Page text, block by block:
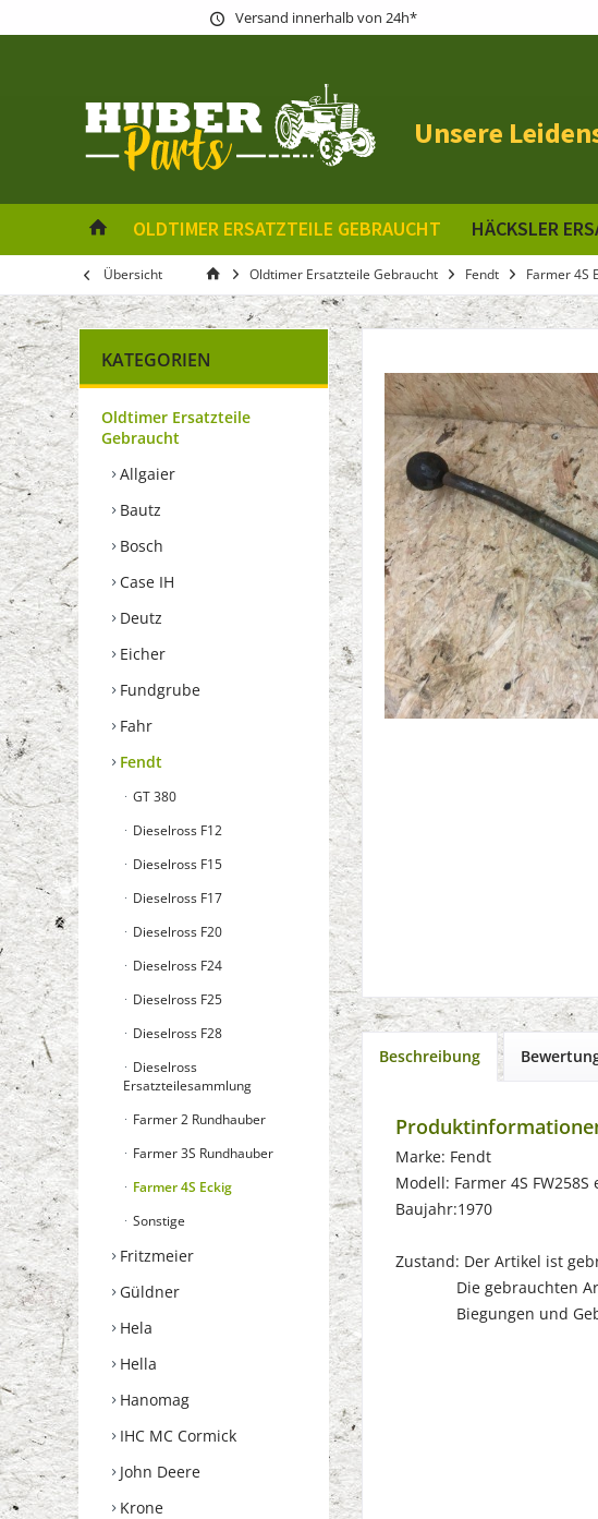
Versand innerhalb von 24h*
Unsere
OLDTIMER ERSATZTEILE GEBRAUCHT HÄCKSLER
Übersicht Oldtimer Ersatzteile Gebraucht Fendt Farmer 4S
KATEGORIEN
Oldtimer Ersatzteile
Gebraucht
Allgaier
Bautz
Bosch
Case IH
Deutz
Eicher
Fundgrube
Fahr
Fendt
GT 380
Dieselross F12
Dieselross F15
Dieselross F17
Dieselross F20
Dieselross F24
Dieselross F25
Dieselross F28
Dieselross
Ersatzteilesammlung
Farmer 2 Rundhauber
Farmer 3S Rundhauber
Farmer 4S Eckig
Sonstige
Fritzmeier
Güldner
Hela
Hella
Hanomag
IHC MC Cormick
John Deere
Krone
Beschreibung
Marke: Fendt
Modell: Farmer 4S FW258S
Baujahr:1970
Zustand: Der Artikel ist
Die gebrauchten
Biegungen und